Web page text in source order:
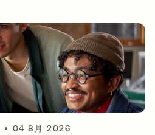
• 04 8月 2026